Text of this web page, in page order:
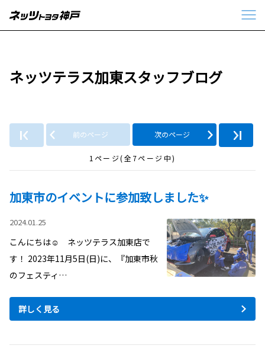
ネッツテラス加東スタッフブログ
前のページ 次のページ
1ページ(全7ページ中)
加東市のイベントに参加致しました✨
2024.01.25
こんにちは☺ ネッツテラス加東店で
す！ 2023年11月5日(日)に、『加東市秋
のフェスティ…
詳しく見る